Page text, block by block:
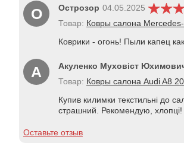
О Острозор 04.05.2025
Товар: Ковры салона
Коврики - огонь! Пыли капец
А Акуленко Муховіст
Товар: Ковры салона Audi A8
Купив килимки текстильні до
страшний. Рекомендую, хлопці!
Оставьте отзыв